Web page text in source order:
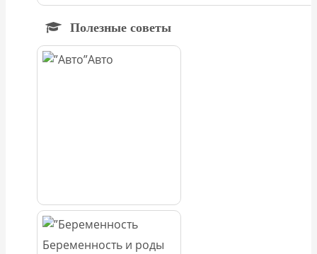
Полезные советы
Авто
Беременность и роды